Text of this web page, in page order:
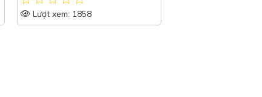
Lượt xem: 1858